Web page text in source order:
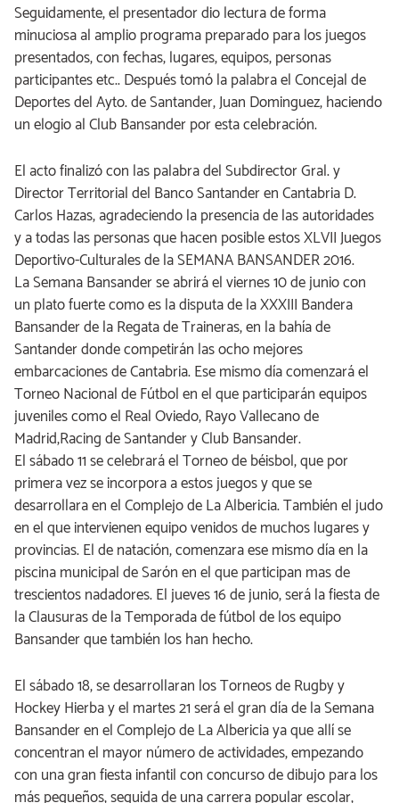
Seguidamente, el presentador dio lectura de forma
minuciosa al amplio programa preparado para los juegos
presentados, con fechas, lugares, equipos, personas
participantes etc.. Después tomó la palabra el Concejal de
Deportes del Ayto. de Santander, Juan Dominguez, haciendo
un elogio al Club Bansander por esta celebración.
El acto finalizó con las palabra del Subdirector Gral. y
Director Territorial del Banco Santander en Cantabria D.
Carlos Hazas, agradeciendo la presencia de las autoridades
y a todas las personas que hacen posible estos XLVII Juegos
Deportivo-Culturales de la SEMANA BANSANDER 2016.
La Semana Bansander se abrirá el viernes 10 de junio con
un plato fuerte como es la disputa de la XXXIII Bandera
Bansander de la Regata de Traineras, en la bahía de
Santander donde competirán las ocho mejores
embarcaciones de Cantabria. Ese mismo día comenzará el
Torneo Nacional de Fútbol en el que participarán equipos
juveniles como el Real Oviedo, Rayo Vallecano de
Madrid,Racing de Santander y Club Bansander.
El sábado 11 se celebrará el Torneo de béisbol, que por
primera vez se incorpora a estos juegos y que se
desarrollara en el Complejo de La Albericia. También el judo
en el que intervienen equipo venidos de muchos lugares y
provincias. El de natación, comenzara ese mismo día en la
piscina municipal de Sarón en el que participan mas de
trescientos nadadores. El jueves 16 de junio, será la fiesta de
la Clausuras de la Temporada de fútbol de los equipo
Bansander que también los han hecho.
El sábado 18, se desarrollaran los Torneos de Rugby y
Hockey Hierba y el martes 21 será el gran día de la Semana
Bansander en el Complejo de La Albericia ya que allí se
concentran el mayor número de actividades, empezando
con una gran fiesta infantil con concurso de dibujo para los
más pequeños, seguida de una carrera popular escolar,